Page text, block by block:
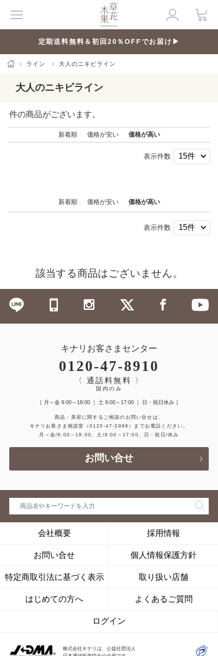
定期送料無料＆初回20％OFFでお届け▶
ライン 大人のニキビライン
大人のニキビライン
件の商品がございます。
新着順 価格が安い 価格が高い
表示件数
新着順 価格が安い 価格が高い
表示件数
該当する商品はございません。
キナリお客さまセンター
0120-47-8910
〈 通話料無料 〉
国内のみ
［ 月～金 9:00～18:00 ｜ 土 9:00～17:00 ｜ 日・祝日休み ］
商品・美容に関するご相談のお問い合せは、
キナリお客さま相談室
（0120-47-3999）
までお電話ください。
月～金/9:00～18:00、土/9:00～17:00、日・祝日/休み
お問い合せ
会社概要 採用情報
お問い合せ 個人情報保護方針
特定商取引法に基づく表示 取り扱い店舗
はじめての方へ よくあるご質問
ログイン
株式会社キナリは、公益社団法人